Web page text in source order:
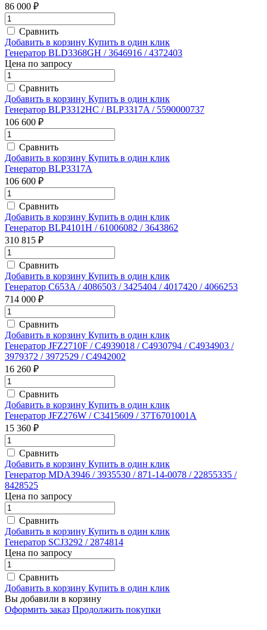
86 000 ₽
Сравнить
Добавить в корзину Купить в один клик
Генератор BLD3368GH / 3646916 / 4372403
Цена по запросу
Сравнить
Добавить в корзину Купить в один клик
Генератор BLP3312HC / BLP3317A / 5590000737
106 600 ₽
Сравнить
Добавить в корзину Купить в один клик
Генератор BLP3317A
106 600 ₽
Сравнить
Добавить в корзину Купить в один клик
Генератор BLP4101H / 61006082 / 3643862
310 815 ₽
Сравнить
Добавить в корзину Купить в один клик
Генератор C653A / 4086503 / 3425404 / 4017420 / 4066253
714 000 ₽
Сравнить
Добавить в корзину Купить в один клик
Генератор JFZ2710F / C4939018 / C4930794 / C4934903 /
3979372 / 3972529 / C4942002
16 260 ₽
Сравнить
Добавить в корзину Купить в один клик
Генератор JFZ276W / C3415609 / 37T6701001A
15 360 ₽
Сравнить
Добавить в корзину Купить в один клик
Генератор MDA3946 / 3935530 / 871-14-0078 / 22855335 /
8428525
Цена по запросу
Сравнить
Добавить в корзину Купить в один клик
Генератор SCJ3292 / 2874814
Цена по запросу
Сравнить
Добавить в корзину Купить в один клик
Вы добавили в корзину
Оформить заказ Продолжить покупки